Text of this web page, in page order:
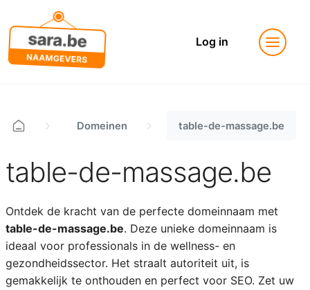
Log in
Domeinen table-de-massage.be
table-de-massage.be
Ontdek de kracht van de perfecte domeinnaam met
table-de-massage.be. Deze unieke domeinnaam is
ideaal voor professionals in de wellness- en
gezondheidssector. Het straalt autoriteit uit, is
gemakkelijk te onthouden en perfect voor SEO. Zet uw